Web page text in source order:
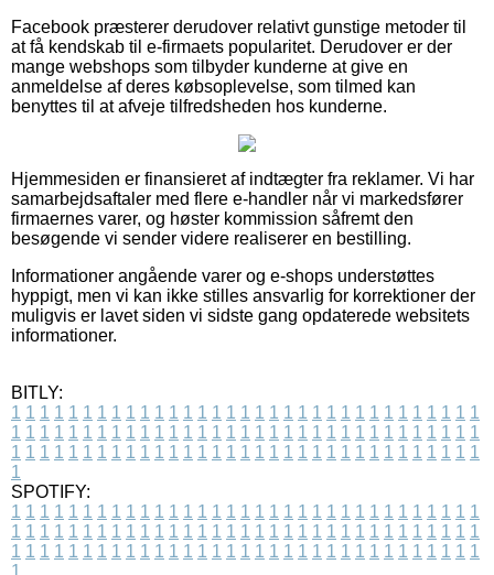
Facebook præsterer derudover relativt gunstige metoder til
at få kendskab til e-firmaets popularitet. Derudover er der
mange webshops som tilbyder kunderne at give en
anmeldelse af deres købsoplevelse, som tilmed kan
benyttes til at afveje tilfredsheden hos kunderne.
Hjemmesiden er finansieret af indtægter fra reklamer. Vi har
samarbejdsaftaler med flere e-handler når vi markedsfører
firmaernes varer, og høster kommission såfremt den
besøgende vi sender videre realiserer en bestilling.
Informationer angående varer og e-shops understøttes
hyppigt, men vi kan ikke stilles ansvarlig for korrektioner der
muligvis er lavet siden vi sidste gang opdaterede websitets
informationer.
BITLY:
1 1 1 1 1 1 1 1 1 1 1 1 1 1 1 1 1 1 1 1 1 1 1 1 1 1 1 1 1 1 1 1 1
1 1 1 1 1 1 1 1 1 1 1 1 1 1 1 1 1 1 1 1 1 1 1 1 1 1 1 1 1 1 1 1 1
1 1 1 1 1 1 1 1 1 1 1 1 1 1 1 1 1 1 1 1 1 1 1 1 1 1 1 1 1 1 1 1 1
1
SPOTIFY:
1 1 1 1 1 1 1 1 1 1 1 1 1 1 1 1 1 1 1 1 1 1 1 1 1 1 1 1 1 1 1 1 1
1 1 1 1 1 1 1 1 1 1 1 1 1 1 1 1 1 1 1 1 1 1 1 1 1 1 1 1 1 1 1 1 1
1 1 1 1 1 1 1 1 1 1 1 1 1 1 1 1 1 1 1 1 1 1 1 1 1 1 1 1 1 1 1 1 1
1